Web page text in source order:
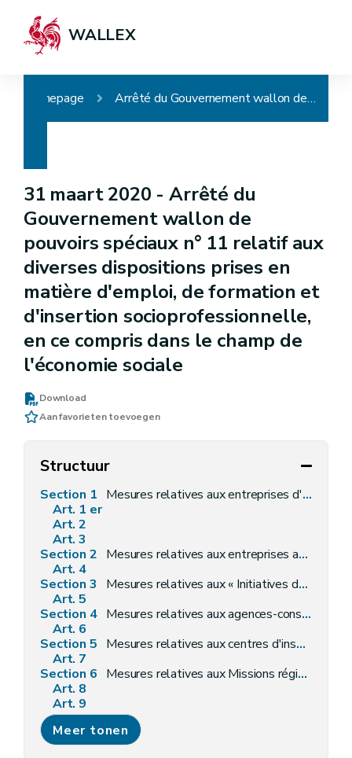
WALLEX
Homepage Arrêté du Gouvernement wallon de pouvoirs spéciaux n° 11 relatif aux diverses dispositions prises en matière d'emploi, de formation et d'insertion socioprofessionnelle, en ce compris dans le champ de l'économie sociale
31 maart 2020 -Arrêté du
Gouvernement wallon de
pouvoirs spéciaux n° 11 relatif aux
diverses dispositions prises en
matière d'emploi, de formation et
d'insertion socioprofessionnelle,
en ce compris dans le champ de
l'économie sociale
Download
Aan favorieten toevoegen
Structuur
Section 1 Mesures relatives aux entreprises d'insertion
Art. 1 er
Art. 2
Art. 3
Section 2 Mesures relatives aux entreprises actives dans le secteur de la réutilisation et de la préparation en vue de la réutilisation
Art. 4
Section 3
Mesures relatives aux « Initiatives de développement de l'emploi dans le secteur des services de proximité à finalité sociale »
Art. 5
Section 4 Mesures relatives aux agences-conseil en économie sociale
Art. 6
Section 5 Mesures relatives aux centres d'insertion socioprofessionnelle
Art. 7
Section 6 Mesures relatives aux Missions régionales pour l'Emploi
Art. 8
Art. 9
Section 7 Mesures relatives au plan mobilisateur des technologies de l'information et la communication
Art. 10
Section 8 Mesures relatives aux « subventions majorées économie sociale » pour les mises à l'emploi dans le cadre de l'article 60, § 7 de la loi organique des centres publics d'action sociale
Meer tonen